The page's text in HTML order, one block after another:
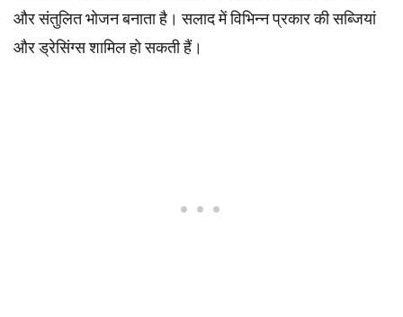
और संतुलित भोजन बनाता है। सलाद में विभिन्न प्रकार की सब्जियां
और ड्रेसिंग्स शामिल हो सकती हैं।